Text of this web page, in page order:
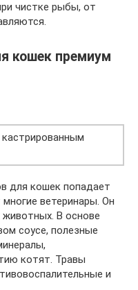
чистке рыбы, от
кошек премиум
для кошек попадает
ветеринары. Он
В основе
соусе, полезные
котят. Травы
и